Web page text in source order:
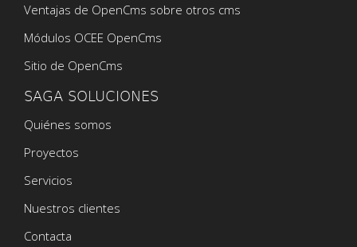
Ventajas de OpenCms sobre otros cms
Módulos OCEE OpenCms
Sitio de OpenCms
SAGA SOLUCIONES
Quiénes somos
Proyectos
Servicios
Nuestros clientes
Contacta